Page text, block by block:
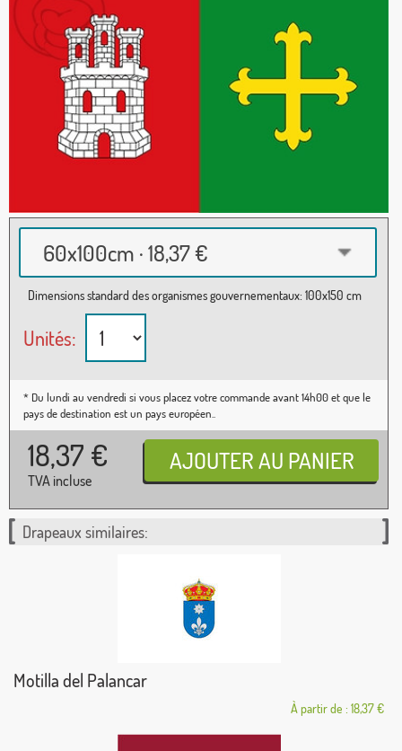
60x100cm · 18,37 €
Dimensions standard des organismes gouvernementaux: 100x150 cm
Unités:
* Du lundi au vendredi si vous placez votre commande avant 14h00 et que le
pays de destination est un pays européen..
18,37 €
TVA incluse
Drapeaux similaires:
Motilla del Palancar
À partir de : 18,37 €